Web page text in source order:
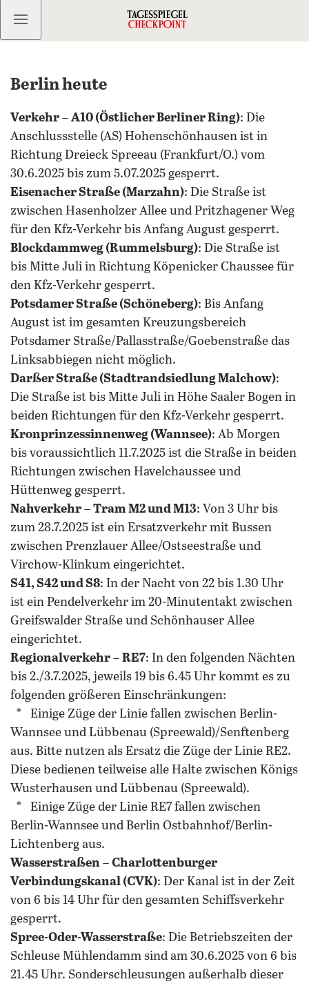
Kostenlos anmelden
Berlin heute
Verkehr – A10 (Östlicher Berliner Ring): Die
Anschlussstelle (AS) Hohenschönhausen ist in
Richtung Dreieck Spreeau (Frankfurt/O.) vom
30.6.2025 bis zum 5.07.2025 gesperrt.
Eisenacher Straße (Marzahn): Die Straße ist
zwischen Hasenholzer Allee und Pritzhagener Weg
für den Kfz-Verkehr bis Anfang August gesperrt.
Blockdammweg (Rummelsburg): Die Straße ist
bis Mitte Juli in Richtung Köpenicker Chaussee für
den Kfz-Verkehr gesperrt.
Potsdamer Straße (Schöneberg): Bis Anfang
August ist im gesamten Kreuzungsbereich
Potsdamer Straße/Pallasstraße/Goebenstraße das
Linksabbiegen nicht möglich.
Darßer Straße (Stadtrandsiedlung Malchow):
Die Straße ist bis Mitte Juli in Höhe Saaler Bogen in
beiden Richtungen für den Kfz-Verkehr gesperrt.
Kronprinzessinnenweg (Wannsee): Ab Morgen
bis voraussichtlich 11.7.2025 ist die Straße in beiden
Richtungen zwischen Havelchaussee und
Hüttenweg gesperrt.
Nahverkehr – Tram M2 und M13: Von 3 Uhr bis
zum 28.7.2025 ist ein Ersatzverkehr mit Bussen
zwischen Prenzlauer Allee/Ostseestraße und
Virchow-Klinkum eingerichtet.
S41, S42 und S8: In der Nacht von 22 bis 1.30 Uhr
ist ein Pendelverkehr im 20-Minutentakt zwischen
Greifswalder Straße und Schönhauser Allee
eingerichtet.
Regionalverkehr – RE7: In den folgenden Nächten
bis 2./3.7.2025, jeweils 19 bis 6.45 Uhr kommt es zu
folgenden größeren Einschränkungen:
* Einige Züge der Linie fallen zwischen Berlin-
Wannsee und Lübbenau (Spreewald)/Senftenberg
aus. Bitte nutzen als Ersatz die Züge der Linie RE2.
Diese bedienen teilweise alle Halte zwischen Königs
Wusterhausen und Lübbenau (Spreewald).
* Einige Züge der Linie RE7 fallen zwischen
Berlin-Wannsee und Berlin Ostbahnhof/Berlin-
Lichtenberg aus.
Wasserstraßen – Charlottenburger
Verbindungskanal (CVK): Der Kanal ist in der Zeit
von 6 bis 14 Uhr für den gesamten Schiffsverkehr
gesperrt.
Spree-Oder-Wasserstraße: Die Betriebszeiten der
Schleuse Mühlendamm sind am 30.6.2025 von 6 bis
21.45 Uhr. Sonderschleusungen außerhalb dieser